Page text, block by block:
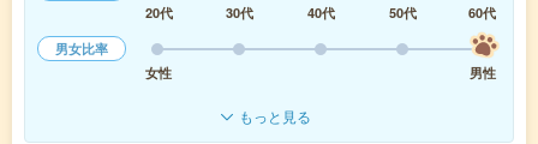
20代 30代 40代 50代
60代
男女比率
女性
男性
もっと見る